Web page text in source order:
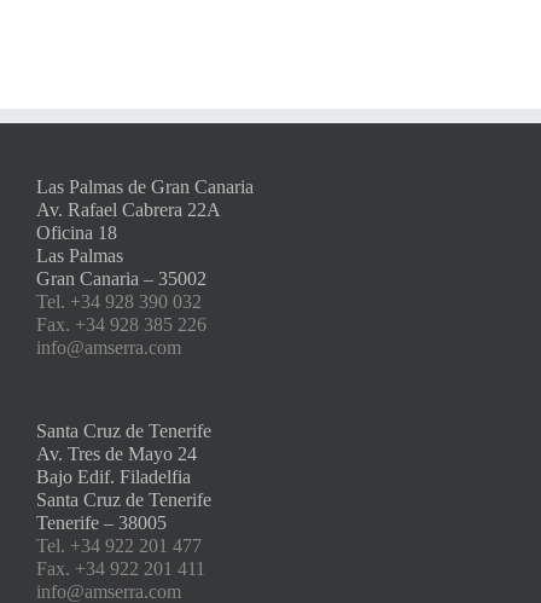
Las Palmas de Gran Canaria
Av. Rafael Cabrera 22A
Oficina 18
Las Palmas
Gran Canaria – 35002
Tel. +34 928 390 032
Fax. +34 928 385 226
info@amserra.com
Santa Cruz de Tenerife
Av. Tres de Mayo 24
Bajo Edif. Filadelfia
Santa Cruz de Tenerife
Tenerife – 38005
Tel. +34 922 201 477
Fax. +34 922 201 411
info@amserra.com